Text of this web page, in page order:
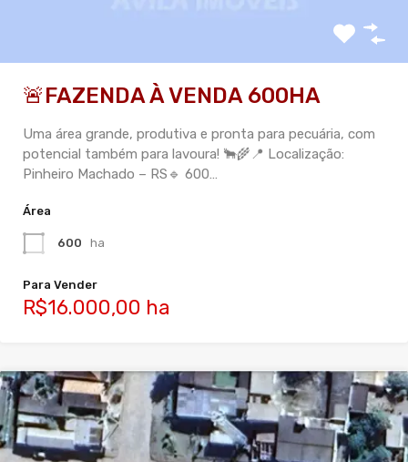
🚨FAZENDA À VENDA 600HA
Uma área grande, produtiva e pronta para pecuária, com
potencial também para lavoura! 🐂🌾📍 Localização:
Pinheiro Machado – RS🔹 600…
Área
600 ha
Para Vender
R$16.000,00 ha